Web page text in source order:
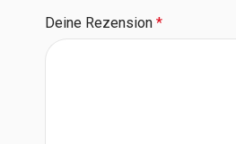
Deine Rezension *